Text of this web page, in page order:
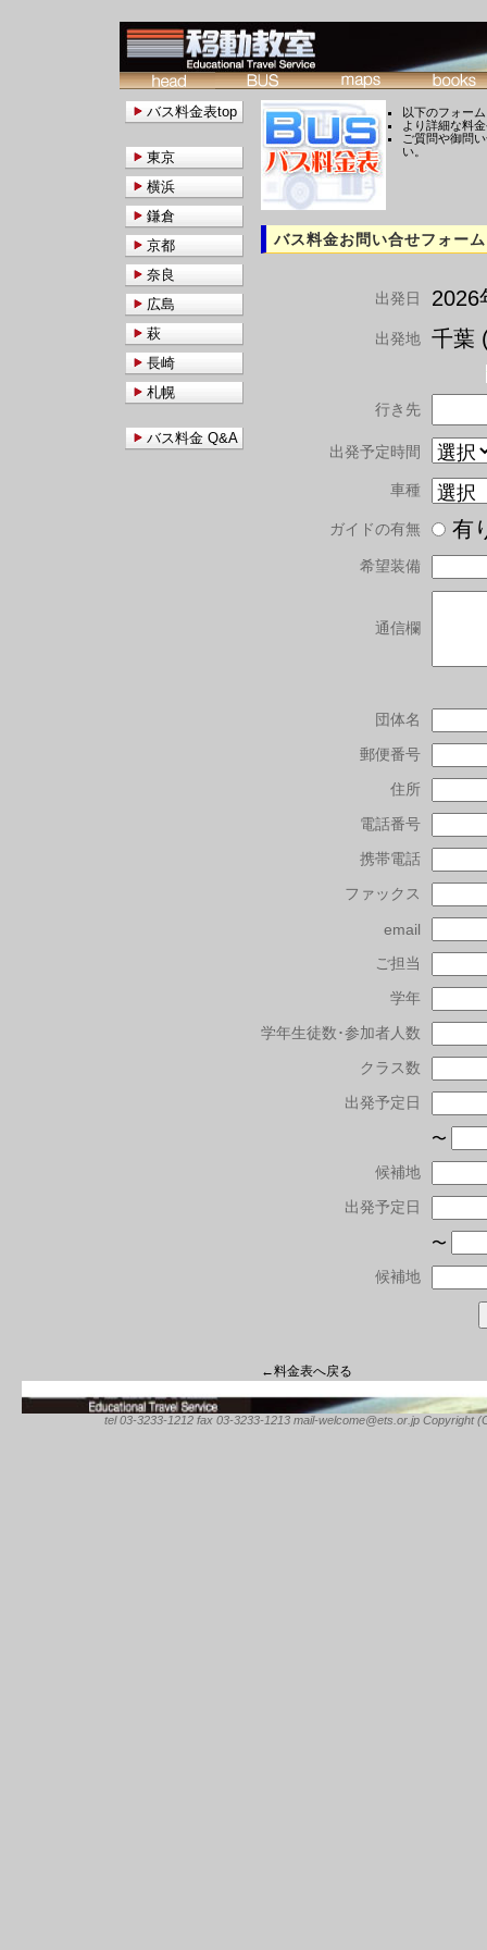
以下のフォー
より詳細な料
ご質問や御問
い。
バス料金お問い合せフォーム
出発日 2026
出発地 千葉
行き先
出発予定時間
車種
ガイドの有無
希望装備
通信欄
団体名
郵便番号
住所
電話番号
携帯電話
ファックス
email
ご担当
学年
学年生徒数･参加者人数
クラス数
出発予定日
〜
候補地
出発予定日
〜
候補地
←料金表へ戻る
バス料金表top
東京
横浜
鎌倉
京都
奈良
広島
萩
長崎
札幌
バス料金 Q&A
tel 03-3233-1212 fax 03-3233-1213 mail-welcome@ets.or.jp Copyright